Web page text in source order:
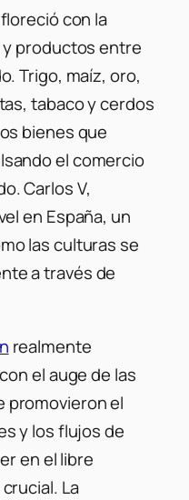
con la
productos entre
Trigo, maíz, oro,
tabaco y cerdos
bienes que
el comercio
Carlos V,
en España, un
las culturas se
a través de
realmente
el auge de las
promovieron el
y los flujos de
en el libre
La